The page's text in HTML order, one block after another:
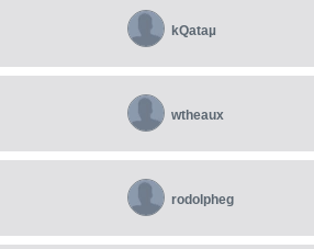
kQataµ
wtheaux
rodolpheg